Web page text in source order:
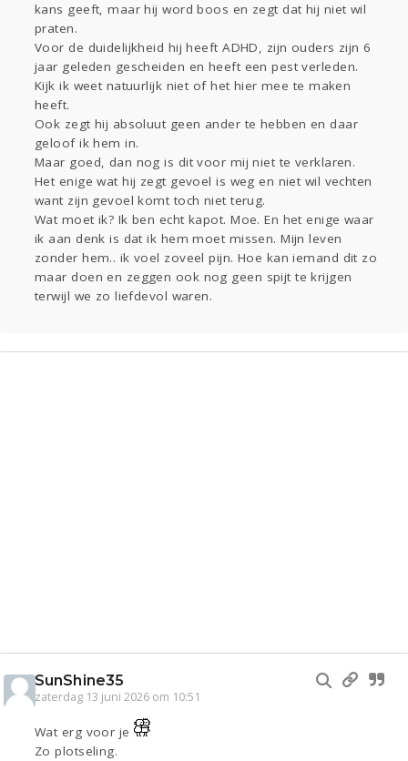
kans geeft, maar hij word boos en zegt dat hij niet wil
praten.
Voor de duidelijkheid hij heeft ADHD, zijn ouders zijn 6
jaar geleden gescheiden en heeft een pest verleden.
Kijk ik weet natuurlijk niet of het hier mee te maken
heeft.
Ook zegt hij absoluut geen ander te hebben en daar
geloof ik hem in.
Maar goed, dan nog is dit voor mij niet te verklaren.
Het enige wat hij zegt gevoel is weg en niet wil vechten
want zijn gevoel komt toch niet terug.
Wat moet ik? Ik ben echt kapot. Moe. En het enige waar
ik aan denk is dat ik hem moet missen. Mijn leven
zonder hem.. ik voel zoveel pijn. Hoe kan iemand dit zo
maar doen en zeggen ook nog geen spijt te krijgen
terwijl we zo liefdevol waren.
SunShine35
zaterdag 13 juni 2026 om 10:51
Wat erg voor je
Zo plotseling.